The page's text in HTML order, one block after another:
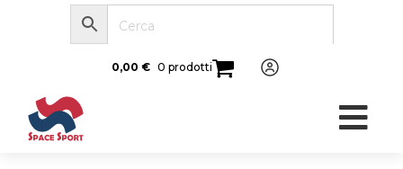
0,00 € 0 prodotti